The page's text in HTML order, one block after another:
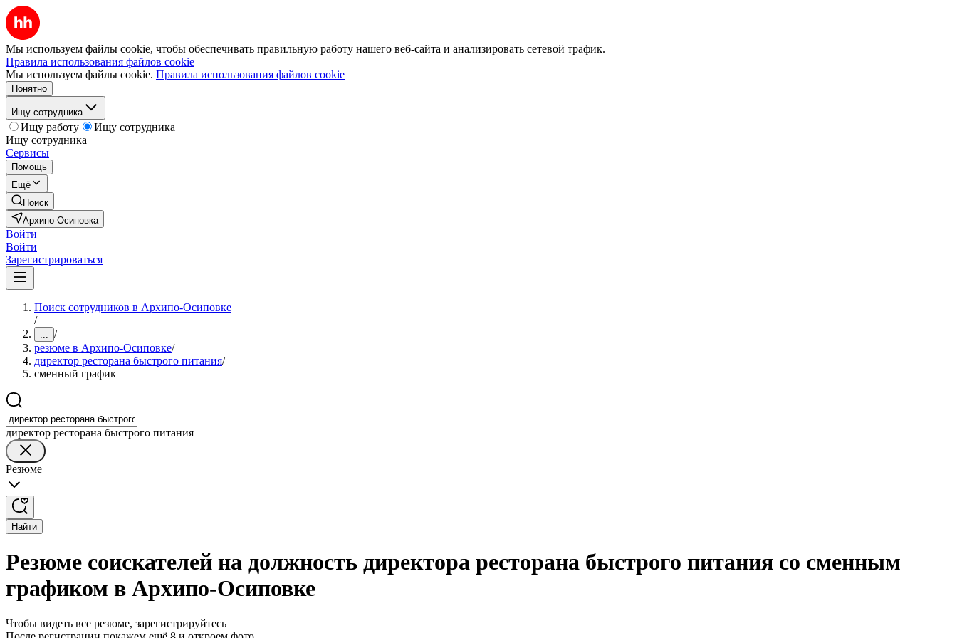
Мы используем файлы cookie, чтобы обеспечивать правильную работу нашего веб-сайта и анализировать сетевой трафик.
Правила использования файлов cookie
Мы используем файлы cookie. Правила использования файлов cookie
Понятно
Ищу сотрудника
Ищу работу
Ищу сотрудника
Ищу сотрудника
Сервисы
Помощь
Ещё
Поиск
Архипо-Осиповка
Войти
Войти
Зарегистрироваться
Поиск сотрудников в Архипо-Осиповке
/
... /
резюме в Архипо-Осиповке/
директор ресторана быстрого питания/
сменный график
директор ресторана быстрого питания
Резюме
Найти
Резюме соискателей на должность директора ресторана быстрого питания со сменным
графиком в Архипо-Осиповке
Чтобы видеть все резюме, зарегистрируйтесь